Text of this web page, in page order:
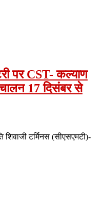
पर CST- कल्याण
17 दिसंबर से
टर्मिनस (सीएसएमटी)-